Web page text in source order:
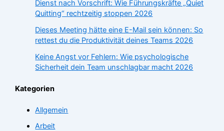
Dienst nach Vorschrift: Wie Führungskräfte „Quiet
Quitting“ rechtzeitig stoppen 2026
Dieses Meeting hätte eine E-Mail sein können: So
rettest du die Produktivität deines Teams 2026
Keine Angst vor Fehlern: Wie psychologische
Sicherheit dein Team unschlagbar macht 2026
Kategorien
Allgemein
Arbeit